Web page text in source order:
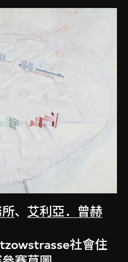
、 艾利亞．曾赫
社會住